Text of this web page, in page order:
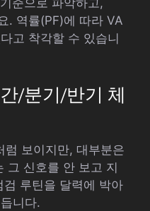
준으로 파악하고,
. 역률(PF)에 따라 VA
고 착각할 수 있습니
/분기/반기 체
럼 보이지만, 대부분은
그 신호를 안 보고 지
루틴을 달력에 박아
니다.